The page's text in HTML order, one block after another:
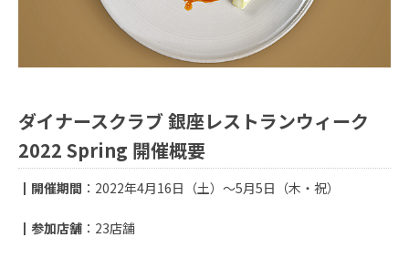
ダイナースクラブ 銀座レストランウィーク
2022 Spring 開催概要
┃開催期間 ：2022年4月16日（土）～5月5日（木・祝）
┃参加店舗 ：23店舗